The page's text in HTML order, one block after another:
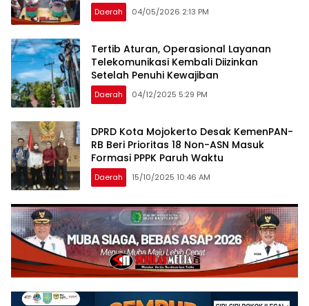
Daerah 04/05/2026 2:13 PM
Tertib Aturan, Operasional Layanan
Telekomunikasi Kembali Diizinkan
Setelah Penuhi Kewajiban
Daerah 04/12/2025 5:29 PM
DPRD Kota Mojokerto Desak KemenPAN-
RB Beri Prioritas 18 Non-ASN Masuk
Formasi PPPK Paruh Waktu
Daerah 15/10/2025 10:46 AM